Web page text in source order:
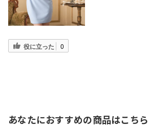
役に立った 0
あなたにおすすめの商品はこちら